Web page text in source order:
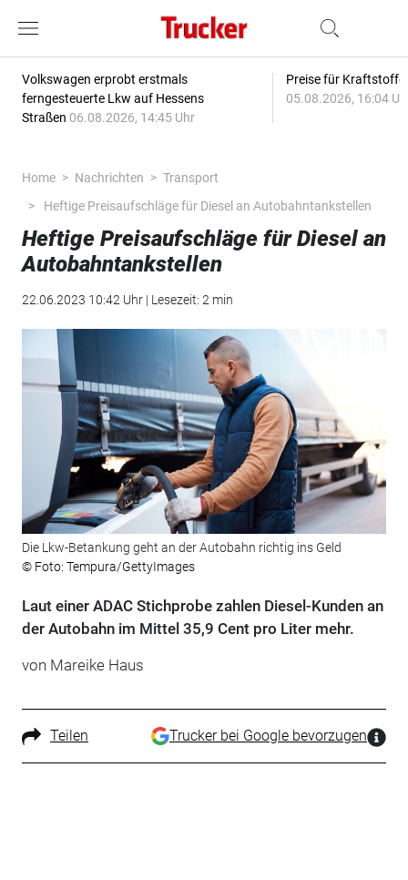
Volkswagen erprobt erstmals
ferngesteuerte Lkw auf Hessens
Straßen 06.08.2026, 14:45 Uhr
Preise für
05.08.2026, 16:04
Home Nachrichten
Transport
Heftige Preisaufschläge für Diesel an Autobahntankstellen
Heftige Preisaufschläge für Diesel an
Autobahntankstellen
22.06.2023 10:42 Uhr | Lesezeit: 2 min
Die Lkw-Betankung geht an der Autobahn richtig ins Geld
© Foto: Tempura/GettyImages
Laut einer ADAC Stichprobe zahlen Diesel-Kunden an
der Autobahn im Mittel 35,9 Cent pro Liter mehr.
von Mareike Haus
Teilen Trucker bei Google bevorzugen